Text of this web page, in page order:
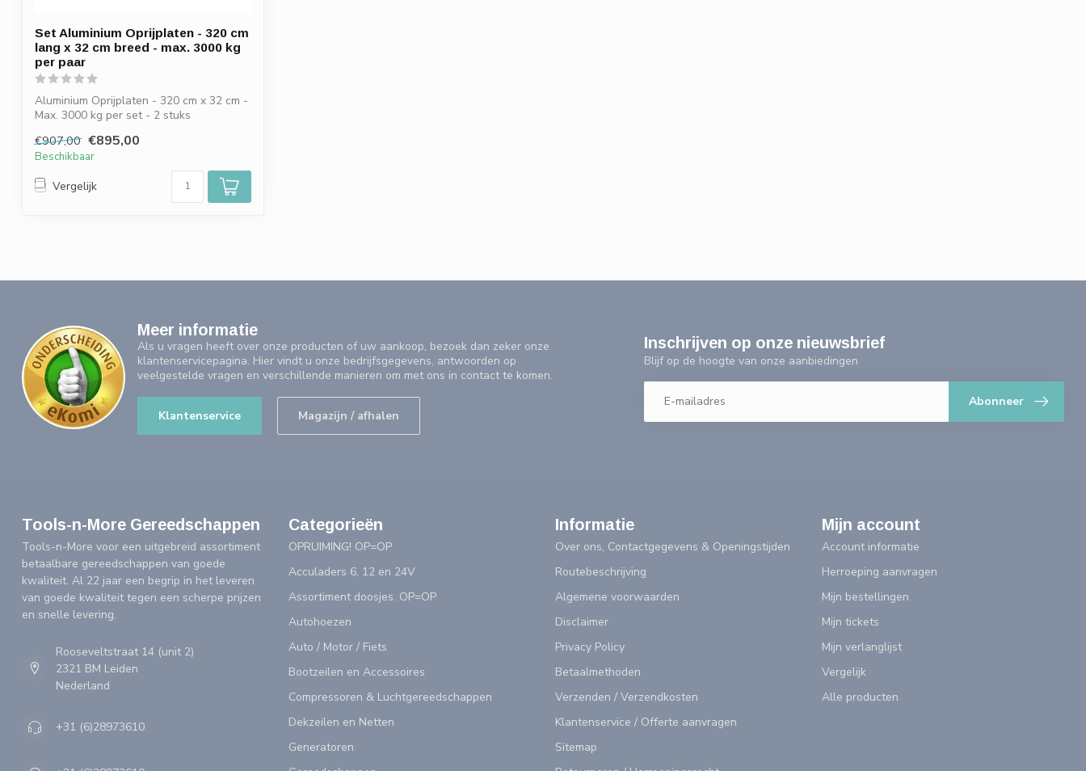
Set Aluminium Oprijplaten - 320 cm
lang x 32 cm breed - max. 3000 kg
per paar
Aluminium Oprijplaten - 320 cm x 32 cm -
Max. 3000 kg per set - 2 stuks
€907,00 €895,00
Beschikbaar
Vergelijk
Meer informatie
Als u vragen heeft over onze producten of uw aankoop, bezoek dan zeker onze
klantenservicepagina. Hier vindt u onze bedrijfsgegevens, antwoorden op
veelgestelde vragen en verschillende manieren om met ons in contact te komen.
Klantenservice Magazijn / afhalen
Inschrijven op onze nieuwsbrief
Blijf op de hoogte van onze aanbiedingen
Abonneer
Tools-n-More Gereedschappen
Tools-n-More voor een uitgebreid assortiment
betaalbare gereedschappen van goede
kwaliteit. Al 22 jaar een begrip in het leveren
van goede kwaliteit tegen een scherpe prijzen
en snelle levering.
Rooseveltstraat 14 (unit 2)
2321 BM Leiden
Nederland
+31 (6)28973610
Categorieën
OPRUIMING! OP=OP
Acculaders 6, 12 en 24V
Assortiment doosjes. OP=OP
Autohoezen
Auto / Motor / Fiets
Bootzeilen en Accessoires
Compressoren & Luchtgereedschappen
Dekzeilen en Netten
Generatoren
Informatie
Over ons, Contactgegevens & Openingstijden
Routebeschrijving
Algemene voorwaarden
Disclaimer
Privacy Policy
Betaalmethoden
Verzenden / Verzendkosten
Klantenservice / Offerte aanvragen
Sitemap
Mijn account
Account informatie
Herroeping aanvragen
Mijn bestellingen
Mijn tickets
Mijn verlanglijst
Vergelijk
Alle producten